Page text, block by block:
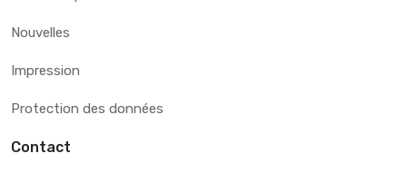
Nouvelles
Impression
Protection des données
Contact